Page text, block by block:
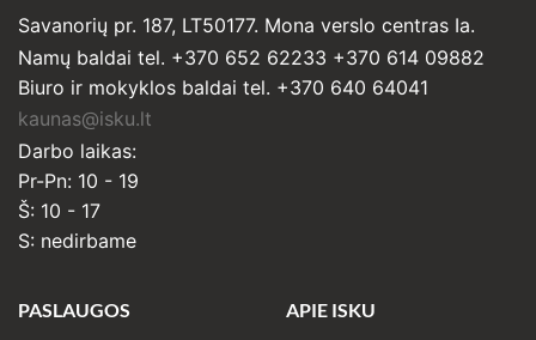
Savanorių pr. 187, LT50177. Mona verslo centras Ia.
Namų baldai tel. +370 652 62233 +370 614 09882
Biuro ir mokyklos baldai tel. +370 640 64041
kaunas@isku.lt
Darbo laikas:
Pr-Pn: 10 - 19
Š: 10 - 17
S: nedirbame
PASLAUGOS APIE ISKU